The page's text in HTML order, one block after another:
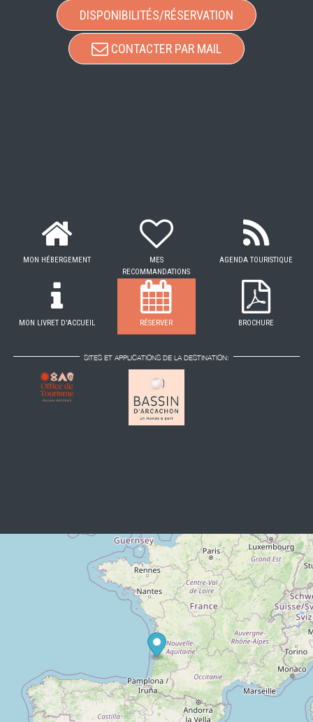
DISPONIBILITÉS/RÉSERVATION
CONTACTER PAR MAIL
MON HÉBERGEMENT
MES
RECOMMANDATIONS
AGENDA TOURISTIQUE
MON LIVRET D'ACCUEIL RÉSERVER BROCHURE
SITES ET APPLICATIONS DE LA DESTINATION: